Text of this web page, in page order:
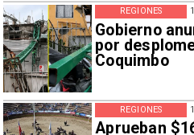
Gobierno
por
Coquimbo
REGIONES
Aprueban
REGIONES